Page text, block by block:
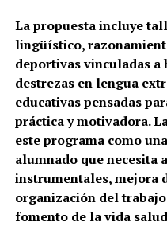
La propuesta incluye
lingüístico,
deportivas vinculadas a
destrezas en lengua
educativas pensadas
práctica y motivadora.
este programa como
alumnado que necesita
instrumentales, mejora
organización del
fomento de la vida